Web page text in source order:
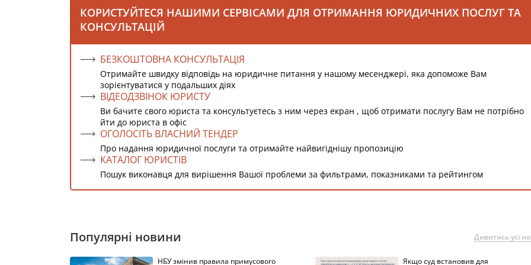
КОРИСТУЙТЕСЯ НАШИМИ СЕРВІСАМИ ДЛЯ ОТРИМАННЯ ЮРИДИЧНИХ ПОСЛУГ ТА
КОНСУЛЬТАЦІЙ
БЕЗКОШТОВНА КОНСУЛЬТАЦІЯ
Отримайте швидку відповідь на юридичне питання у нашому месенджері, яка допоможе Вам
зорієнтуватися у подальших діях
ВІДЕОДЗВІНОК ЮРИСТУ
Ви бачите свого юриста та консультуєтесь з ним через екран , щоб отримати послугу Вам не потрібно
йти до юриста в офіс
ОГОЛОСІТЬ ВЛАСНИЙ ТЕНДЕР
Про надання юридичної послуги та отримайте найвигіднішу пропозицію
КАТАЛОГ ЮРИСТІВ
Пошук виконавця для вирішення Вашої проблеми за фильтрами, показниками та рейтингом
Популярні новини Дивитись усі
НБУ змінив правила примусового Якщо суд встановив для